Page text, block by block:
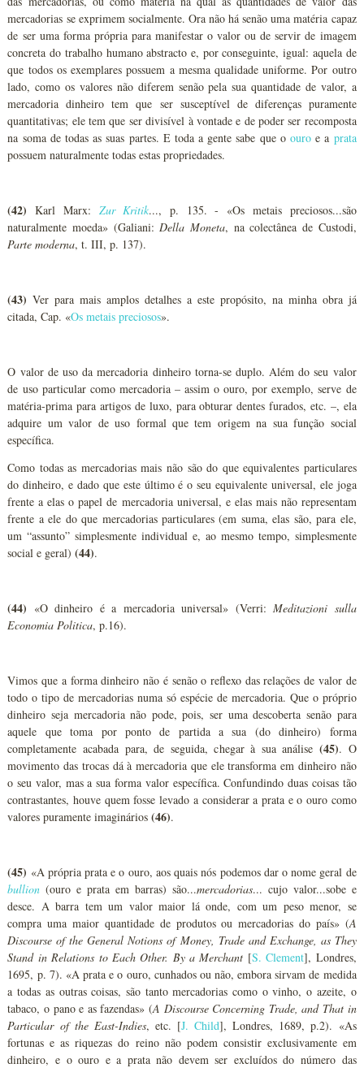
mercadorias se exprimem socialmente. Ora não há senão uma matéria capaz
de ser uma forma própria para manifestar o valor ou de servir de imagem
concreta do trabalho humano abstracto e, por conseguinte, igual: aquela de
que todos os exemplares possuem a mesma qualidade uniforme. Por outro
lado, como os valores não diferem senão pela sua quantidade de valor, a
mercadoria dinheiro tem que ser susceptível de diferenças puramente
quantitativas; ele tem que ser divisível à vontade e de poder ser recomposta
na soma de todas as suas partes. E toda a gente sabe que o ouro e a prata
possuem naturalmente todas estas propriedades.
(42) Karl Marx: Zur Kritik..., p. 135. - «Os metais preciosos...são
naturalmente moeda» (Galiani:Della Moneta, na colectânea de Custodi,
Parte moderna, t. III, p. 137).
(43) Ver para mais amplos detalhes a este propósito, na minha obra já
citada, Cap. «Os metais preciosos».
O valor de uso da mercadoria dinheiro torna-se duplo. Além do seu valor
de uso particular como mercadoria – assim o ouro, por exemplo, serve de
matéria-prima para artigos de luxo, para obturar dentes furados, etc. –, ela
adquire um valor de uso formal que tem origem na sua função social
específica.
Como todas as mercadorias mais não são do que equivalentes particulares
do dinheiro, e dado que este último é o seu equivalente universal, ele joga
frente a elas o papel de mercadoria universal, e elas mais não representam
frente a ele do que mercadorias particulares (em suma, elas são, para ele,
um “assunto” simplesmente individual e, ao mesmo tempo, simplesmente
social e geral)(44).
(44) «O dinheiro é a mercadoria universal» (Verri:Meditazioni sulla
Economia Politica, p.16).
Vimos que a forma dinheiro não é senão o reflexo das relações de valor de
todo o tipo de mercadorias numa só espécie de mercadoria. Que o próprio
dinheiro seja mercadoria não pode, pois, ser uma descoberta senão para
aquele que toma por ponto de partida a sua (do dinheiro) forma
completamente acabada para, de seguida, chegar à sua análise (45). O
movimento das trocas dá à mercadoria que ele transforma em dinheiro não
o seu valor, mas a sua forma valor específica. Confundindo duas coisas tão
contrastantes, houve quem fosse levado a considerar a prata e o ouro como
valores puramente imaginários(46).
(45) «A própria prata e o ouro, aos quais nós podemos dar o nome geral de
bullion (ouro e prata em barras) são...mercadorias... cujo valor...sobe e
desce. A barra tem um valor maior lá onde, com um peso menor, se
compra uma maior quantidade de produtos ou mercadorias do país» (A
Discourse of the General Notions of Money, Trade and Exchange, as They
Stand in Relations to Each Other. By a Merchant [S. Clement], Londres,
1695, p. 7). «A prata e o ouro, cunhados ou não, embora sirvam de medida
a todas as outras coisas, são tanto mercadorias como o vinho, o azeite, o
tabaco, o pano e as fazendas» (A Discourse Concerning Trade, and That in
Particular of the East-Indies, etc. [J. Child], Londres, 1689, p.2). «As
fortunas e as riquezas do reino não podem consistir exclusivamente em
dinheiro, e o ouro e a prata não devem ser excluídos do número das